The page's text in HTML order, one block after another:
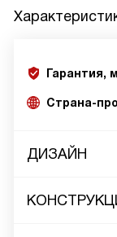
Гарантия,
Страна-
ДИЗАЙН